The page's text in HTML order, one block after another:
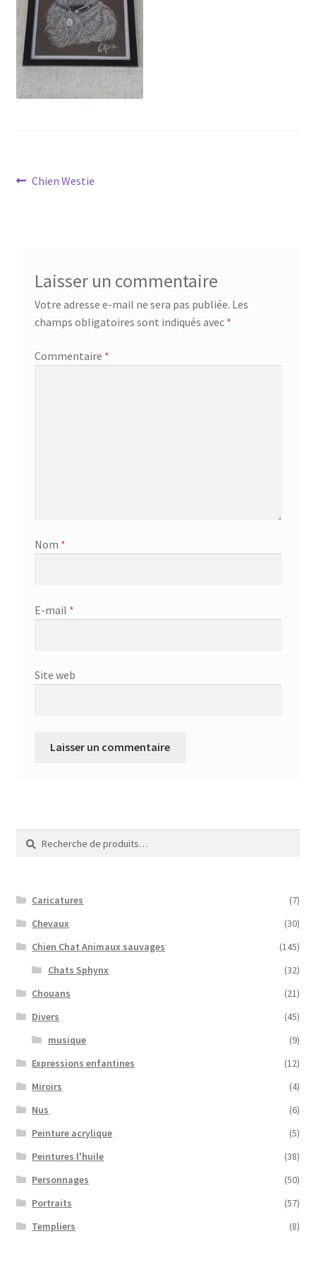
Tarifs
WPMS HTML Sitemap
Navigation
Article
Chien Westie
Laisser un commentaire
Votre adresse e-mail ne sera pas publiée. Les
champs obligatoires sont indiqués avec *
Commentaire *
Nom *
E-mail *
Site web
Recherche
pour :
Recherche
Caricatures
(7)
Chevaux
(30)
Chien Chat Animaux sauvages
(145)
Chats Sphynx
(32)
Chouans
(21)
Divers
(45)
musique
(9)
Expressions enfantines
(12)
Miroirs
(4)
Nus
(6)
Peinture acrylique
(5)
Peintures l'huile
(38)
Personnages
(50)
Portraits
(57)
Templiers
(8)